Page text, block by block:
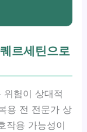
르세틴으로
험이 상대적
용 전 전문가 상
작용 가능성이